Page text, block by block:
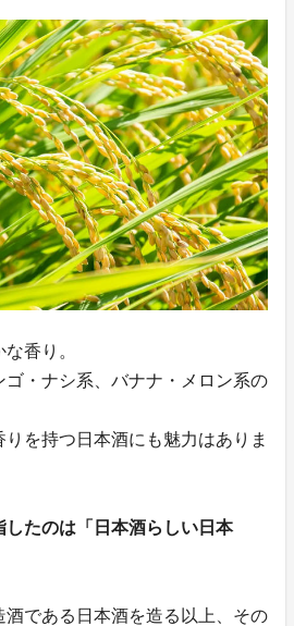
香り。
ゴ・ナシ系、バナナ・メロン系の
を持つ日本酒にも魅力はありま
したのは「日本酒らしい日本
酒である日本酒を造る以上、その